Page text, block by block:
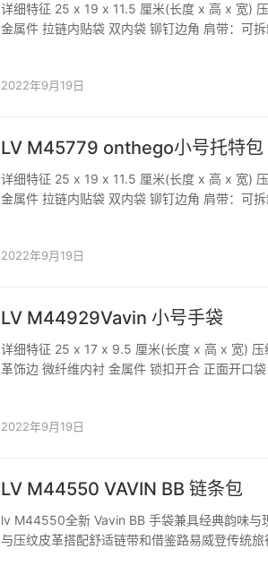
详细特征 25 x 19 x 11.5 厘米(长度 x 高 x 宽)
金属件 拉链内贴袋 双内袋 铆钉边角 肩带：可
2022年9月19日
LV M45779 onthego小号托特包
详细特征 25 x 19 x 11.5 厘米(长度 x 高 x 宽)
金属件 拉链内贴袋 双内袋 铆钉边角 肩带：可
2022年9月19日
LV M44929Vavin 小号手袋
详细特征 25 x 17 x 9.5 厘米(长度 x 高 x 宽)
革饰边 微纤维内衬 金属件 锁扣开合 正面开口
2022年9月19日
LV M44550 VAVIN BB 链条包
lv M44550全新 Vavin BB 手袋兼具经典韵味
与压纹皮革搭配舒适链带和借鉴路易威登传统